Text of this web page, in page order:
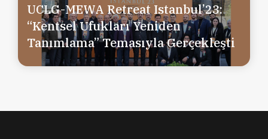
UCLG-MEWA Retreat Istanbul’23:
“Kentsel Ufukları Yeniden
Tanımlama” Temasıyla Gerçekleşti